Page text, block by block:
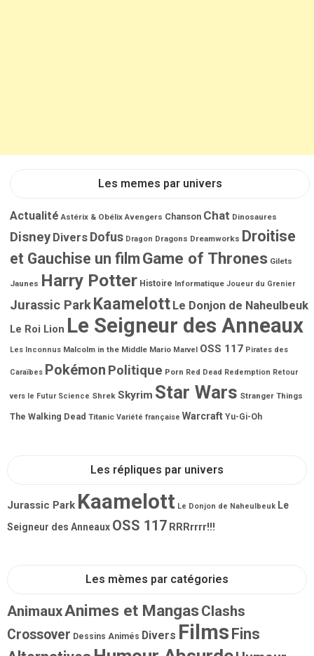
Les memes par univers
Actualité Astérix & Obélix Avengers Chanson Chat Dinosaures
Disney Divers Dofus Dragon Dragons Dreamworks Droitise
et Gauchise un film Game of Thrones Gilets
Jaunes Harry Potter Histoire Informatique Joueur du Grenier
Jurassic ParkKaamelott Le Donjon de Naheulbeuk
Le Roi Lion Le Seigneur des Anneaux
Les Inconnus Malcolm in the Middle Mario Marvel OSS 117 Pirates des
Caraïbes Pokémon Politique Porn Red Dead Redemption Retour
vers le Futur Science Shrek Skyrim Star Wars Stranger Things
The Walking Dead Titanic Variété française Warcraft Yu-Gi-Oh
Les répliques par univers
Jurassic Park Kaamelott Le Donjon de Naheulbeuk Le
Seigneur des Anneaux OSS 117 RRRrrrr!!!
Les mèmes par catégories
AnimauxAnimes et MangasClashs
Crossover Dessins Animés Divers Films Fins